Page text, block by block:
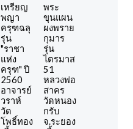
เหรียญ
พญา
ครุฑฉลุ
รุ่น
"ราชา
แห่ง
ครุฑ" ปี
2560
อาจารย์
วราห์
วัด
โพธิ์ทอง
พระ
ขุนแผน
ผงพราย
กุมาร
รุ่น
ไตรมาส
51
หลวงพ่อ
สาคร
วัดหนอง
กรับ
จ.ระยอง